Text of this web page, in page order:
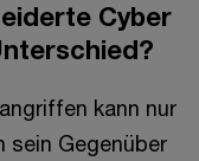
Cyber
kann nur
sein Gegenüber